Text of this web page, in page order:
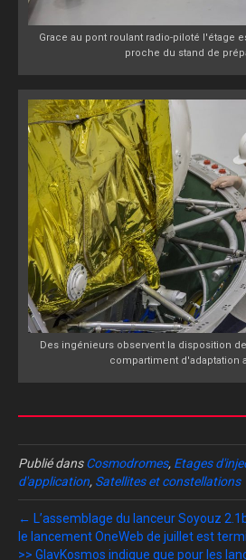
Grace au pont roulant radio-piloté l'étage
proche du stand de
Des ingénieurs observent la disposition
compartiment d'adaptation
Publié dansCosmodromes, Etages
d'application, Satellites et constellations
← L’assemblage du lanceur Soyouz
le lancement OneWeb de juillet est
>> GlavKosmos indique que pour les